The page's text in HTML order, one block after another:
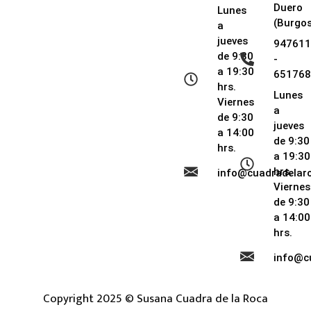
Lunes
a
jueves
de 9:30
a 19:30
hrs.
Viernes
de 9:30
a 14:00
hrs.
Duero
-
Lunes
a
jueves
de 9:30
a 19:30
hrs.
Viernes
de 9:30
a 14:00
hrs.
Copyright 2025 © Susana Cuadra de la Roca